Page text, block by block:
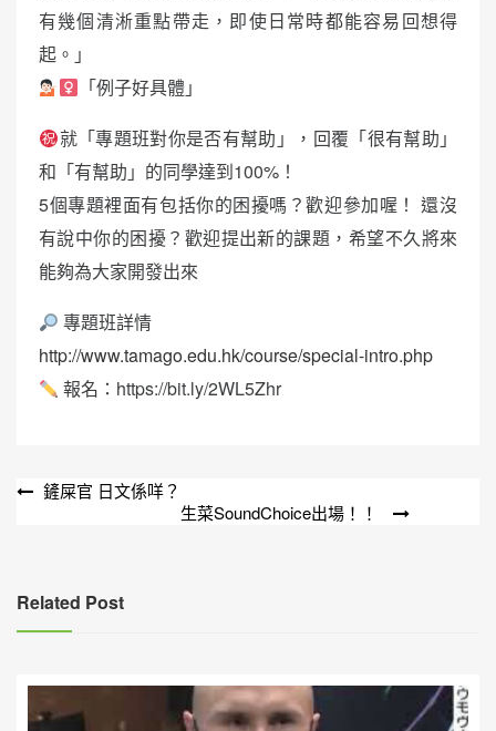
有幾個清淅重點帶走，即使日常時都能容易回想得
起。」
「例子好具體」
就「專題班對你是否有幫助」，回覆「很有幫助」
和「有幫助」的同學達到100%！
5個專題裡面有包括你的困擾嗎？歡迎參加喔！ 還沒
有說中你的困擾？歡迎提出新的課題，希望不久將來
能夠為大家開發出來
專題班詳情
http://www.tamago.edu.hk/course/special-intro.php
報名：https://bit.ly/2WL5Zhr
文
覽
鏟屎官 日文係咩？
生菜SoundChoice出場！！
Related Post